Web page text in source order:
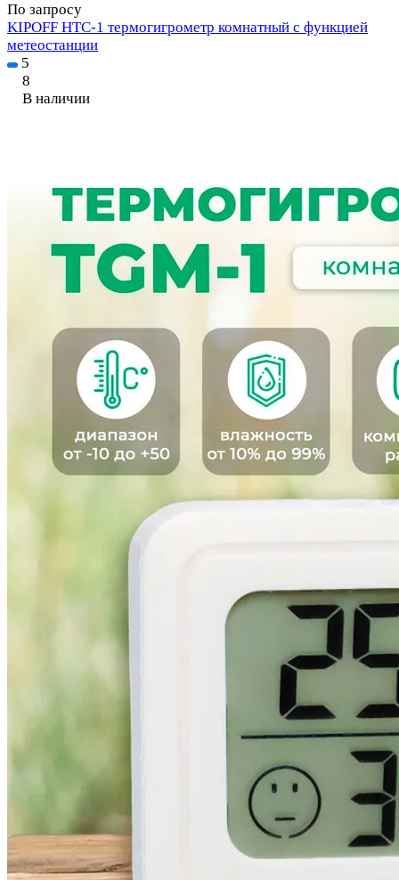
По запросу
KIPOFF HTC-1 термогигрометр комнатный с функцией
метеостанции
5
8
В наличии